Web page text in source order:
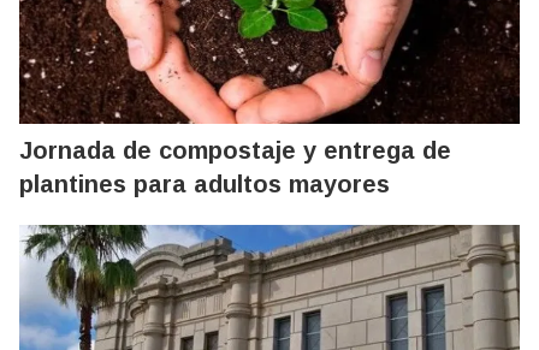
Jornada de compostaje y entrega de
plantines para adultos mayores